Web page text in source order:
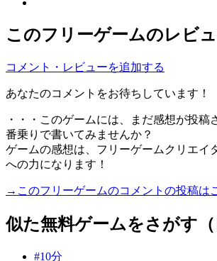
このフリーゲームのレビ
コメント・レビューを追加する
あなたのコメントをお待ちしています！
・・・このゲームには、まだ感想が投稿
番乗りで書いてみませんか？
ゲームの感想は、フリーゲームクリエイ
への力になります！
→このフリーゲームのコメントの投稿は
似た無料ゲームをさがす（
#10分